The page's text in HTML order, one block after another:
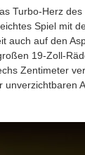
Turbo-Herz
Spiel mit
auch auf den
19-Zoll-
Zentimeter
unverzichtbaren